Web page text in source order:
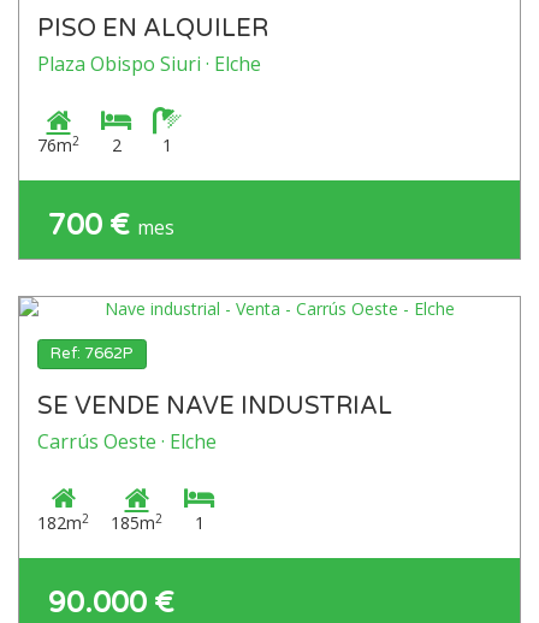
PISO EN ALQUILER
Plaza Obispo Siuri · Elche
76m2 2 1
700 € mes
Ref: 7662P
SE VENDE NAVE INDUSTRIAL
Carrús Oeste · Elche
182m2 185m2 1
90.000 €